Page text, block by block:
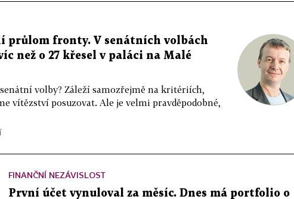
průlom fronty. V senátních volbách
než o 27 křesel v paláci na Malé
volby? Záleží samozřejmě na kritériích,
vítězství posuzovat. Ale je velmi pravděpodobné,
FINANČNÍ NEZÁVISLOST
První účet vynuloval za měsíc. Dnes má portfolio o